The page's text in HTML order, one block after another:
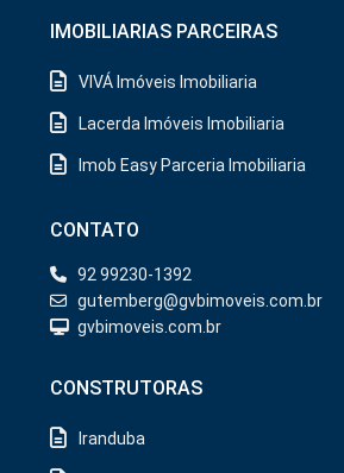
IMOBILIARIAS PARCEIRAS
VIVÁ Imóveis Imobiliaria
Lacerda Imóveis Imobiliaria
Imob Easy Parceria Imobiliaria
CONTATO
92 99230-1392
gutemberg@gvbimoveis.com.br
gvbimoveis.com.br
CONSTRUTORAS
Iranduba